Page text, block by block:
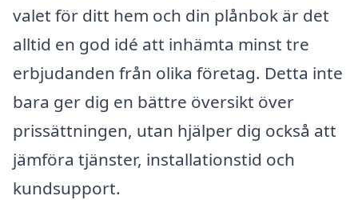
valet för ditt hem och din plånbok är det
alltid en god idé att inhämta minst tre
erbjudanden från olika företag. Detta inte
bara ger dig en bättre översikt över
prissättningen, utan hjälper dig också att
jämföra tjänster, installationstid och
kundsupport.